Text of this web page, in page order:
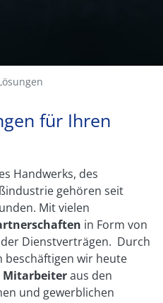
für Ihren
Handwerks, des
gehören seit
Mit vielen
in Form von
Dienstverträgen. Durch
beschäftigen wir heute
Mitarbeiteraus den
und gewerblichen